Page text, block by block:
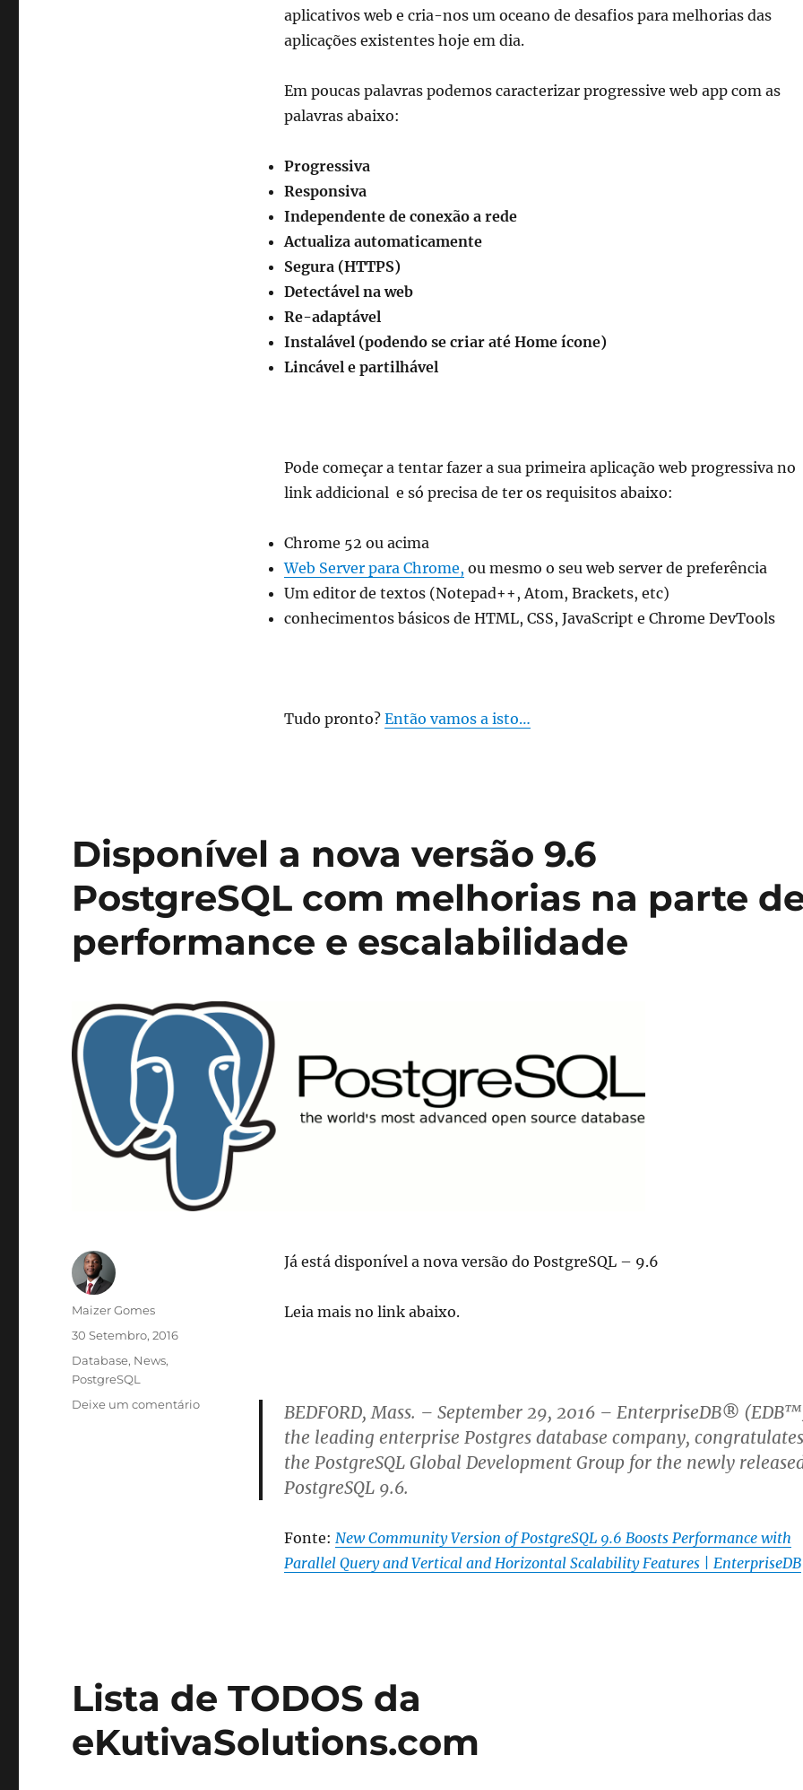
aplicativos web e cria-nos um oceano de desafios para melhorias das
aplicações existentes hoje em dia.
Em poucas palavras podemos caracterizar progressive web app com as
palavras abaixo:
Progressiva
Responsiva
Independente de conexão a rede
Actualiza automaticamente
Segura (HTTPS)
Detectável na web
Re-adaptável
Instalável (podendo se criar até Home ícone)
Lincável e partilhável
Pode começar a tentar fazer a sua primeira aplicação web progressiva no
link addicional e só precisa de ter os requisitos abaixo:
Chrome 52 ou acima
Web Server para Chrome, ou mesmo o seu web server de preferência
Um editor de textos (Notepad++, Atom, Brackets, etc)
conhecimentos básicos de HTML, CSS, JavaScript e Chrome DevTools
Tudo pronto? Então vamos a isto…
Disponível a nova versão 9.6
PostgreSQL com melhorias na parte
performance e escalabilidade
Já está disponível a nova versão do PostgreSQL – 9.6
Leia mais no link abaixo.
BEDFORD, Mass. – September 29, 2016 – EnterpriseDB®
the leading enterprise Postgres database company, congratulates
the PostgreSQL Global Development Group for the newly
PostgreSQL 9.6.
Fonte: New Community Version of PostgreSQL 9.6 Boosts Performance with
Parallel Query and Vertical and Horizontal Scalability Features | EnterpriseDB
Autor
Maizer Gomes
Publicado
30 Setembro, 2016
Categorias
Database, News,
PostgreSQL
Deixe um comentáriosobre
Lista de TODOS da
eKutivaSolutions.com